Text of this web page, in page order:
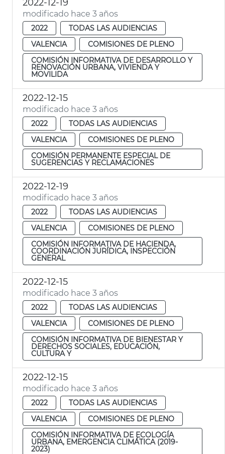
2022-12-19
modificado hace 3 años
2022
TODAS LAS AUDIENCIAS
VALENCIA
COMISIONES DE PLENO
COMISIÓN INFORMATIVA DE DESARROLLO Y
RENOVACIÓN URBANA, VIVIENDA Y
MOVILIDA
2022-12-15
modificado hace 3 años
2022
TODAS LAS AUDIENCIAS
VALENCIA
COMISIONES DE PLENO
COMISIÓN PERMANENTE ESPECIAL DE
SUGERENCIAS Y RECLAMACIONES
2022-12-19
modificado hace 3 años
2022
TODAS LAS AUDIENCIAS
VALENCIA
COMISIONES DE PLENO
COMISIÓN INFORMATIVA DE HACIENDA,
COORDINACIÓN JURÍDICA, INSPECCIÓN
GENERAL
2022-12-15
modificado hace 3 años
2022
TODAS LAS AUDIENCIAS
VALENCIA
COMISIONES DE PLENO
COMISIÓN INFORMATIVA DE BIENESTAR Y
DERECHOS SOCIALES, EDUCACIÓN,
CULTURA Y
2022-12-15
modificado hace 3 años
2022
TODAS LAS AUDIENCIAS
VALENCIA
COMISIONES DE PLENO
COMISIÓN INFORMATIVA DE ECOLOGÍA
URBANA, EMERGENCIA CLIMÁTICA (2019-
2023)